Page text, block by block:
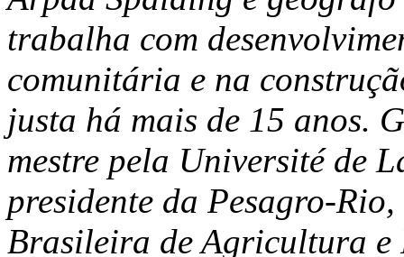
trabalha com
comunitária e na
justa há mais de 15 anos.
mestre pela Université de
presidente da Pesagro-
Brasileira de Agricultura e